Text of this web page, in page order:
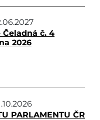
č. 4
2026
PARLAMENTU ČR